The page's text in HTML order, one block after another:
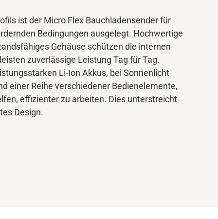
ist der Micro Flex Bauchladensender für
Bedingungen ausgelegt. Hochwertige
Gehäuse schützen die internen
zuverlässige Leistung Tag für Tag.
Li-Ion Akkus, bei Sonnenlicht
einer Reihe verschiedener Bedienelemente,
effizienter zu arbeiten. Dies unterstreicht
Design.